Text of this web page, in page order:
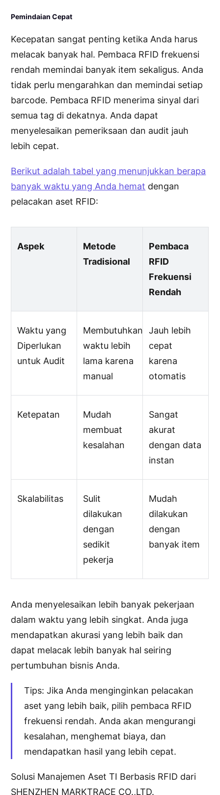
Pemindaian Cepat
Kecepatan sangat penting ketika Anda harus
melacak banyak hal. Pembaca RFID frekuensi
rendah memindai banyak item sekaligus. Anda
tidak perlu mengarahkan dan memindai setiap
barcode. Pembaca RFID menerima sinyal dari
semua tag di dekatnya. Anda dapat
menyelesaikan pemeriksaan dan audit jauh
lebih cepat.
Berikut adalah tabel yang menunjukkan berapa
banyak waktu yang Anda hemat dengan
pelacakan aset RFID:
Aspek
Metode
Tradisional
Pembaca
RFID
Frekuensi
Rendah
Waktu yang
Diperlukan
untuk Audit
Membutuhkan
waktu lebih
lama karena
manual
Jauh lebih
cepat
karena
otomatis
Ketepatan
Mudah
membuat
kesalahan
Sangat
akurat
dengan data
instan
Skalabilitas
Sulit
dilakukan
dengan
sedikit
pekerja
Mudah
dilakukan
dengan
banyak item
Anda menyelesaikan lebih banyak pekerjaan
dalam waktu yang lebih singkat. Anda juga
mendapatkan akurasi yang lebih baik dan
dapat melacak lebih banyak hal seiring
pertumbuhan bisnis Anda.
Tips: Jika Anda menginginkan pelacakan
aset yang lebih baik, pilih pembaca RFID
frekuensi rendah. Anda akan mengurangi
kesalahan, menghemat biaya, dan
mendapatkan hasil yang lebih cepat.
Solusi Manajemen Aset TI Berbasis RFID dari
SHENZHEN MARKTRACE CO.,LTD.